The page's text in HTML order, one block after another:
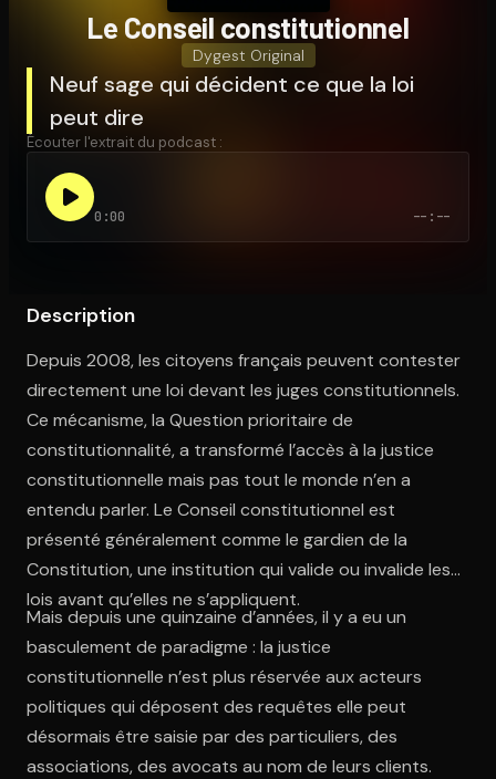
Ouvre l'app Appareil photo, pointe sur le code. C'est gratuit à
Le Conseil consti­tu­tion­nel
Dygest Original
Neuf sage qui décident ce que la loi
peut dire
Écouter l'extrait du podcast :
0:00 --:--
Description
Depuis 2008, les citoyens français peuvent contester
directement une loi devant les juges constitutionnels.
Ce mécanisme, la Question prioritaire de
constitutionnalité, a transformé l’accès à la justice
constitutionnelle mais pas tout le monde n’en a
entendu parler. Le Conseil constitutionnel est
présenté généralement comme le gardien de la
Constitution, une institution qui valide ou invalide les
lois avant qu’elles ne s’appliquent.
Mais depuis une quinzaine d’années, il y a eu un
basculement de paradigme : la justice
constitutionnelle n’est plus réservée aux acteurs
politiques qui déposent des requêtes elle peut
désormais être saisie par des particuliers, des
associations, des avocats au nom de leurs clients.